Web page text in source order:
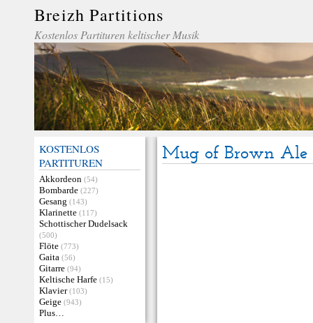
Breizh Partitions
Kostenlos Partituren keltischer Musik
KOSTENLOS
PARTITUREN
Akkordeon (54)
Bombarde (227)
Gesang (143)
Klarinette (117)
Schottischer Dudelsack
(500)
Flöte (773)
Gaita (56)
Gitarre (94)
Keltische Harfe (15)
Klavier (103)
Geige (943)
Plus…
Mug of Brown Ale